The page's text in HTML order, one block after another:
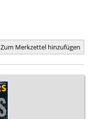
Zum Merkzettel hinzufügen